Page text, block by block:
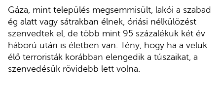
Gáza, mint település megsemmisült, lakói a szabad
ég alatt vagy sátrakban élnek, óriási nélkülözést
szenvedtek el, de több mint 95 százalékuk két év
háború után is életben van. Tény, hogy ha a velük
élő terroristák korábban elengedik a túszaikat, a
szenvedésük rövidebb lett volna.